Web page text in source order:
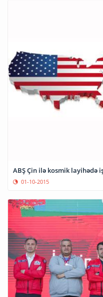
ABŞ Çin ilə kosmik layihədə
01-10-2015